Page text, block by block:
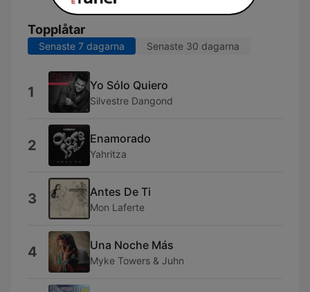
Topplåtar
Senaste 7 dagarna Senaste 30 dagarna
1 Yo Sólo Quiero
Silvestre Dangond
2 Enamorado
Yahritza
3 Antes De Ti
Mon Laferte
4 Una Noche Más
Myke Towers & Juhn